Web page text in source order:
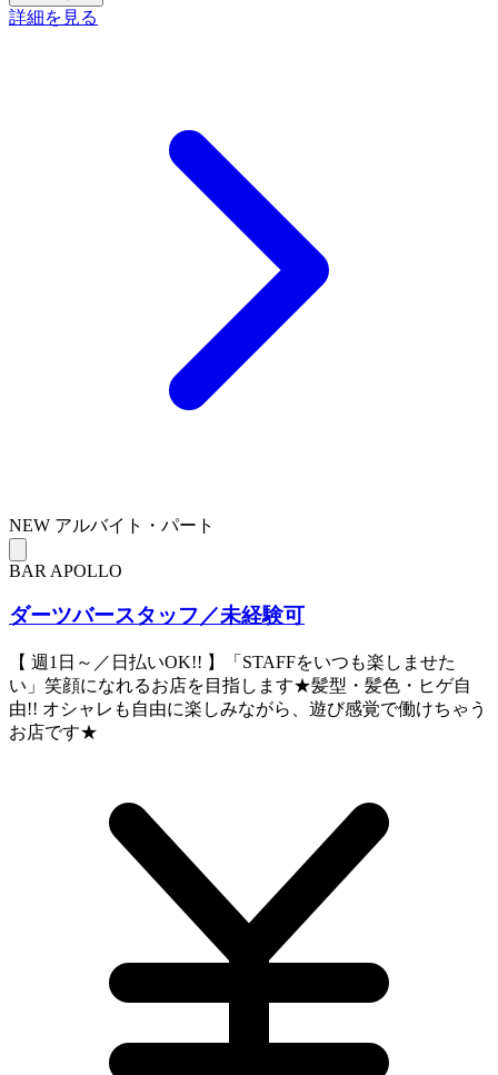
詳細を見る
NEW アルバイト・パート
BAR APOLLO
ダーツバースタッフ／未経験可
【 週1日～／日払いOK!! 】「STAFFをいつも楽しませた
い」笑顔になれるお店を目指します★髪型・髪色・ヒゲ自
由!! オシャレも自由に楽しみながら、遊び感覚で働けちゃう
お店です★